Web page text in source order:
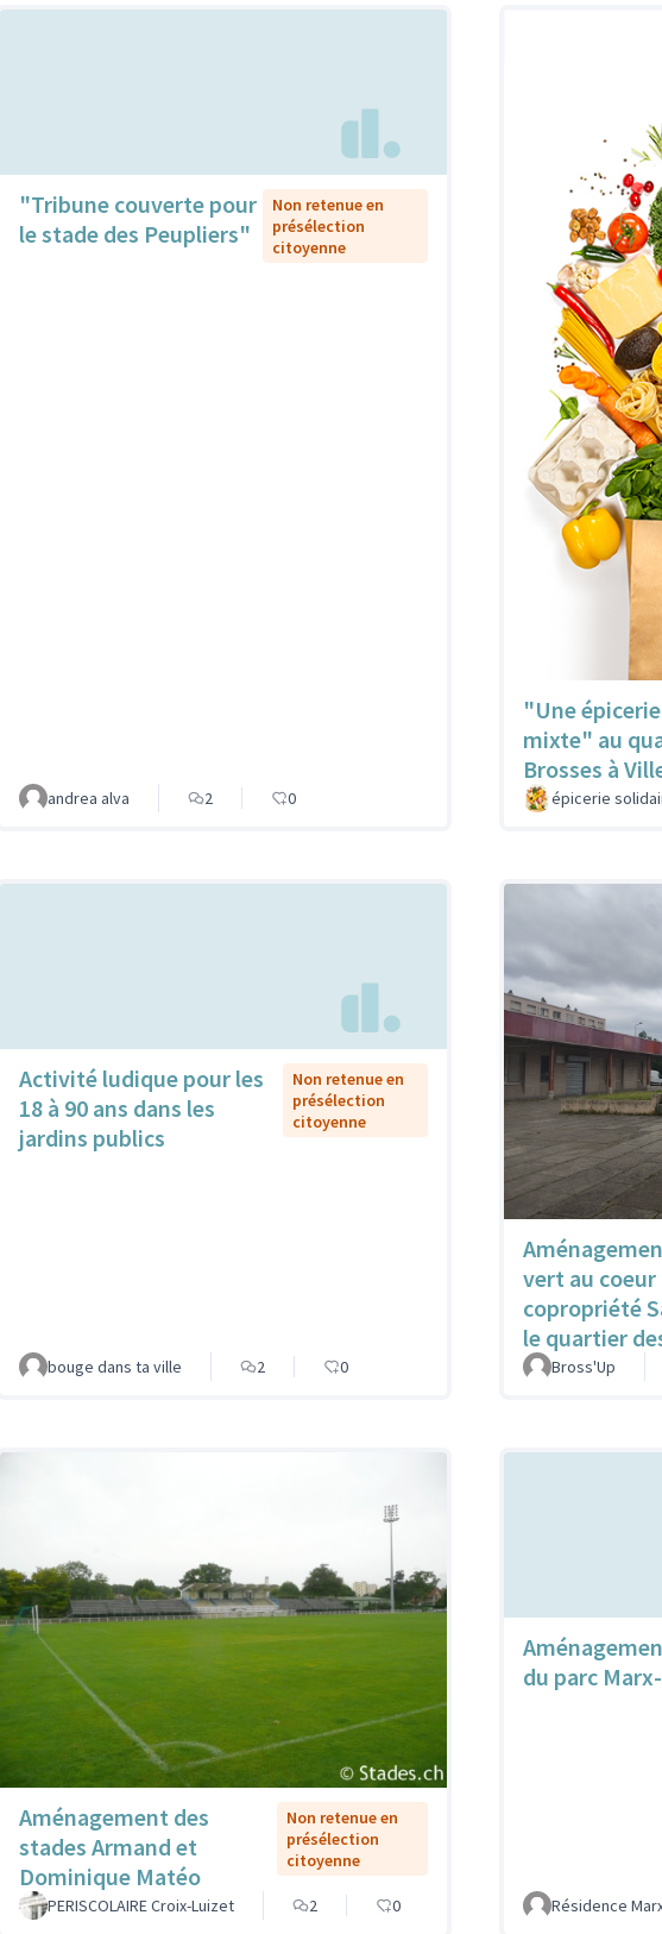
"Tribune couverte pour
le stade des Peupliers"
Non retenue en
présélection
citoyenne
andrea alva 2 0
"Une
mixte" au
Brosses à
épicerie
Activité ludique pour les
18 à 90 ans dans les
jardins publics
Non retenue en
présélection
citoyenne
bouge dans ta ville 2 0
vert au coeur
copropriété
le quartier
Bross'Up
Aménagement des
stades Armand et
Dominique Matéo
Non retenue en
présélection
citoyenne
PERISCOLAIRE Croix-Luizet 2 0
du parc
Résidence